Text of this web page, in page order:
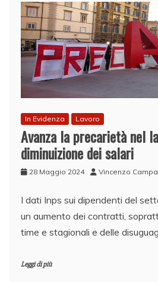
In Evidenza Lavoro
Avanza la precarietà nel
diminuizione dei salari
28 Maggio 2024 Vincenzo
I dati Inps sui dipendenti del
un aumento dei contratti,
time e stagionali e delle
Leggi di più